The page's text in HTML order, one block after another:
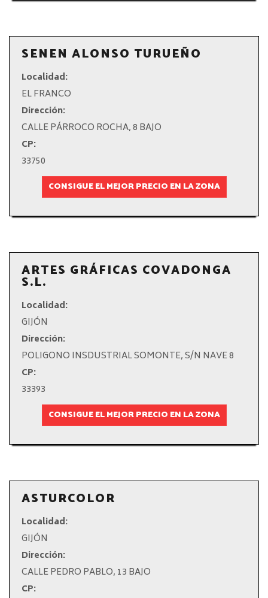
SENEN ALONSO TURUEÑO
Localidad:
EL FRANCO
Dirección:
CALLE PÁRROCO ROCHA, 8 BAJO
CP:
33750
CONSIGUE EL MEJOR PRECIO EN LA ZONA
ARTES GRÁFICAS COVADONGA
S.L.
Localidad:
GIJÓN
Dirección:
POLIGONO INSDUSTRIAL SOMONTE, S/N NAVE 8
CP:
33393
CONSIGUE EL MEJOR PRECIO EN LA ZONA
ASTURCOLOR
Localidad:
GIJÓN
Dirección:
CALLE PEDRO PABLO, 13 BAJO
CP: